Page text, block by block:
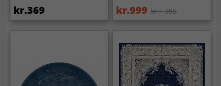
kr.369 kr.999 kr.1 399